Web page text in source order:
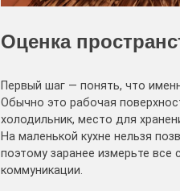
Оценка
Первый шаг — понять, что
Обычно это рабочая
холодильник, место для
На маленькой кухне нельзя
поэтому заранее измерьте все
коммуникации.